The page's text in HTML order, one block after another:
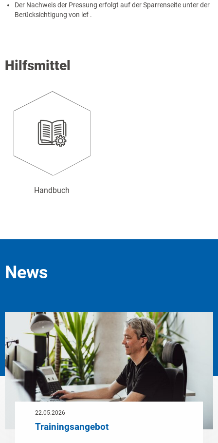
Der Nachweis der Pressung erfolgt auf der Sparrenseite unter der
Berücksichtigung von l ef .
Hilfsmittel
Handbuch
News
22.05.2026
Trainingsangebot